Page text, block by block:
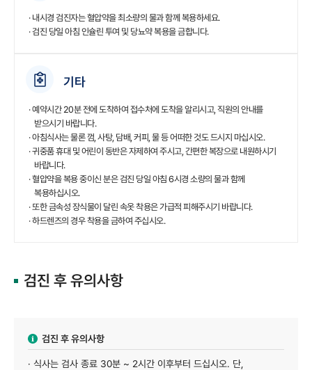
· 내시경 검진자는 혈압약을 최소량의 물과 함께 복용하세요.
· 검진 당일 아침 인슐린 투여 및 당뇨약 복용을 금합니다.
기타
· 예약시간 20분 전에 도착하여 접수처에 도착을 알리시고, 직원의 안내를
받으시기 바랍니다.
· 아침식사는 물론 껌, 사탕, 담배, 커피, 물 등 어떠한 것도 드시지 마십시오.
· 귀중품 휴대 및 어린이 동반은 자제하여 주시고, 간편한 복장으로 내원하시기
바랍니다.
· 혈압약을 복용 중이신 분은 검진 당일 아침 6시경 소량의 물과 함께
복용하십시오.
· 또한 금속성 장식물이 달린 속옷 착용은 가급적 피해주시기 바랍니다.
· 하드렌즈의 경우 착용을 금하여 주십시오.
검진 후 유의사항
검진 후 유의사항
· 식사는 검사 종료 30분 ~ 2시간 이후부터 드십시오. 단,